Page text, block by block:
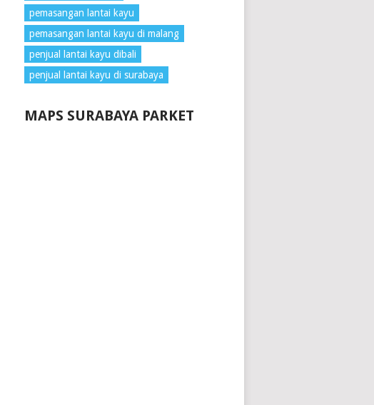
pemasangan lantai kayu
pemasangan lantai kayu di malang
penjual lantai kayu dibali
penjual lantai kayu di surabaya
MAPS SURABAYA PARKET